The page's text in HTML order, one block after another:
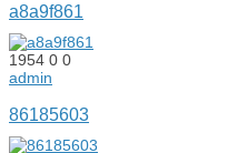
a8a9f861
1954 0 0
admin
86185603